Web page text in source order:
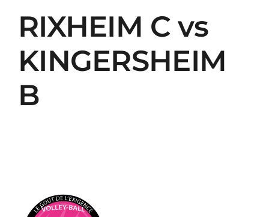
RIXHEIM C vs
KINGERSHEIM
B